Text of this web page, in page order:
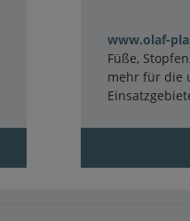
www.olaf-
Füße,
mehr für die